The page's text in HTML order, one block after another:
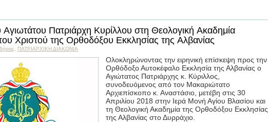
Πατριάρχη Κυρίλλου στη Θεολογική Ακαδημία
Χριστού της Ορθοδόξου Εκκλησίας της Αλβανίας
ПΑΤΡΙΑΡΧΙΚΗ ΔΙΑΚΟΝΙΑ
Ολοκληρώνοντας την ειρηνική επίσκεψη προς την
Ορθόδοξο Αυτοκέφαλο Εκκλησία της Αλβανίας ο
Αγιώτατος Πατριάρχης κ. Κύριλλος,
συνοδευόμενος από τον Μακαριώτατο
Αρχιεπίσκοπο κ. Αναστάσιο, μετέβη στις 30
Απριλίου 2018 στην Ιερά Μονή Αγίου Βλασίου και
τη Θεολογική Ακαδημία της Ορθοδόξου Εκκλησίας
της Αλβανίας στο Δυρράχιο.